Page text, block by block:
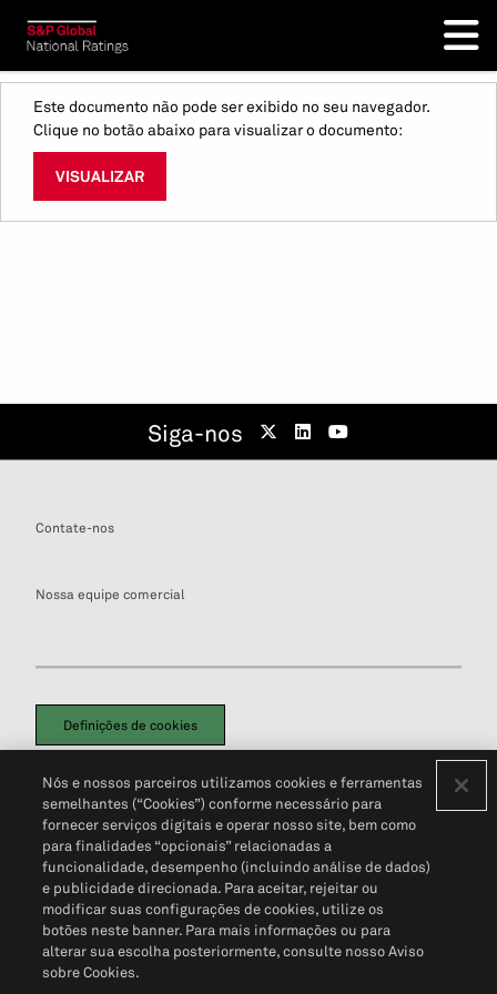
Este documento não pode ser exibido no seu navegador.
Clique no botão abaixo para visualizar o documento:
VISUALIZAR
Siga-nos
Contate-nos
Nossa equipe comercial
Definições de cookies
Política de PrivacidadePortal de privacidade do cliente (em inglês)
Não Venda Minhas Informações Pessoais© 2026 S&P Global
Nós e nossos parceiros utilizamos cookies e ferramentas
semelhantes (“Cookies”) conforme necessário para
fornecer serviços digitais e operar nosso site, bem como
para finalidades “opcionais” relacionadas a
funcionalidade, desempenho (incluindo análise de dados)
e publicidade direcionada. Para aceitar, rejeitar ou
modificar suas configurações de cookies, utilize os
botões neste banner. Para mais informações ou para
alterar sua escolha posteriormente, consulte nosso Aviso
sobre Cookies.